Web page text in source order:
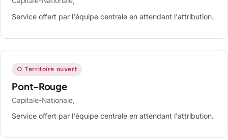
Service offert par l'équipe centrale en attendant l'attribution.
○ Territoire ouvert
Pont-Rouge
Capitale-Nationale,
Service offert par l'équipe centrale en attendant l'attribution.